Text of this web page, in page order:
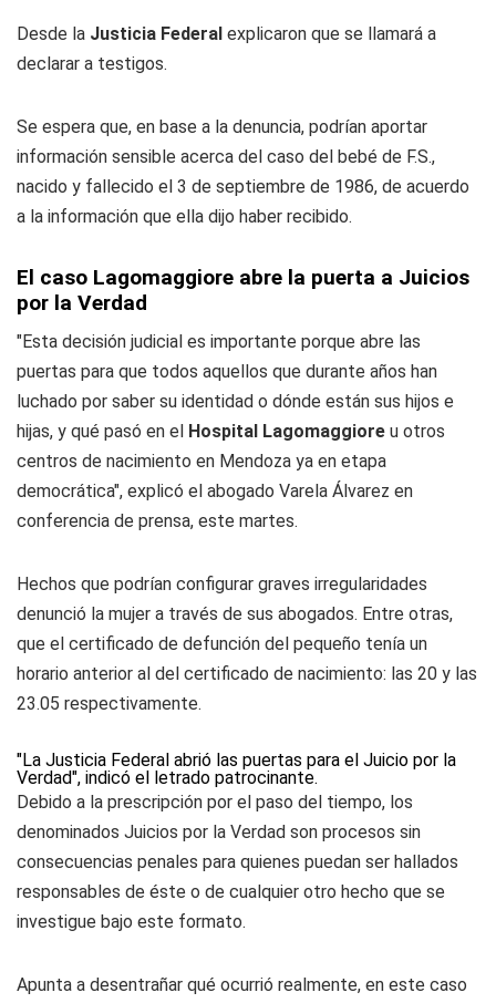
Desde la Justicia Federal explicaron que se llamará a
declarar a testigos.
Se espera que, en base a la denuncia, podrían aportar
información sensible acerca del caso del bebé de F.S.,
nacido y fallecido el 3 de septiembre de 1986, de acuerdo
a la información que ella dijo haber recibido.
El caso Lagomaggiore abre la puerta a Juicios
por la Verdad
"Esta decisión judicial es importante porque abre las
puertas para que todos aquellos que durante años han
luchado por saber su identidad o dónde están sus hijos e
hijas, y qué pasó en el Hospital Lagomaggiore u otros
centros de nacimiento en Mendoza ya en etapa
democrática", explicó el abogado Varela Álvarez en
conferencia de prensa, este martes.
Hechos que podrían configurar graves irregularidades
denunció la mujer a través de sus abogados. Entre otras,
que el certificado de defunción del pequeño tenía un
horario anterior al del certificado de nacimiento: las 20 y las
23.05 respectivamente.
"La Justicia Federal abrió las puertas para el Juicio por la
Verdad", indicó el letrado patrocinante.
Debido a la prescripción por el paso del tiempo, los
denominados Juicios por la Verdad son procesos sin
consecuencias penales para quienes puedan ser hallados
responsables de éste o de cualquier otro hecho que se
investigue bajo este formato.
Apunta a desentrañar qué ocurrió realmente, en este caso